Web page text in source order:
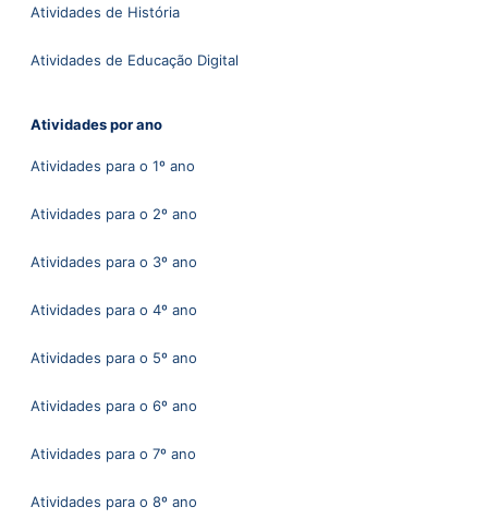
Atividades de História
Atividades de Educação Digital
Atividades por ano
Atividades para o 1º ano
Atividades para o 2º ano
Atividades para o 3º ano
Atividades para o 4º ano
Atividades para o 5º ano
Atividades para o 6º ano
Atividades para o 7º ano
Atividades para o 8º ano